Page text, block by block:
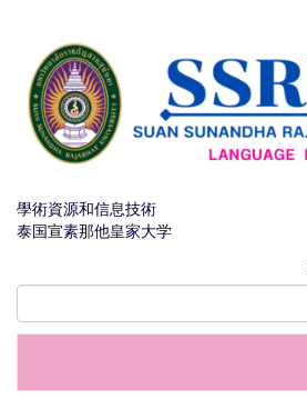
學術資源和信息技術
泰国宣素那他皇家大学